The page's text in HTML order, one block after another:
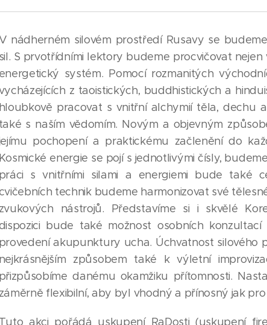
nádherném silovém prostředí Rusavy se
sil. S prvotřídními lektory budeme procvičovat
energetický systém. Pomocí rozmanitých
z taoistických, buddhistických a
hloubkově pracovat s vnitřní alchymií těla, dechu
také s naším vědomím. Novým a objevným
pochopení a praktickému začlenění do
Kosmické energie se pojí s jednotlivými čísly,
práci s vnitřními silami a energiemi bude také
technik budeme harmonizovat své
zvukových nástrojů. Představíme si i skvělé
bude také možnost osobních
provedení akupunktury ucha. Úchvatnost silového
nejkrásnějším způsobem také k výletní
přizpůsobíme danému okamžiku přítomnosti.
záměrně flexibilní, aby byl vhodný a přínosný jak
Tuto akci pořádá uskupení RaDosti (uskupení